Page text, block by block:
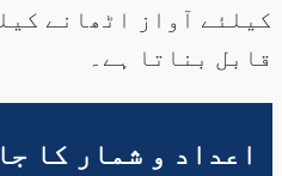
کیلئے آواز اٹھانے
قابل بناتا ہے۔
اعداد و شمار کا